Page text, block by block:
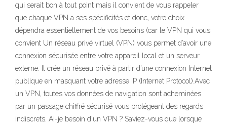
qui serait bon à tout point mais il convient de vous rappeler
que chaque VPN a ses spécificités et donc, votre choix
dépendra essentiellement de vos besoins (car le VPN qui vous
convient Un réseau privé virtuel (VPN) vous permet d’avoir une
connexion sécurisée entre votre appareil local et un serveur
externe. Il crée un réseau privé à partir d’une connexion Internet
publique en masquant votre adresse IP (Internet Protocol).Avec
un VPN, toutes vos données de navigation sont acheminées
par un passage chiffré sécurisé vous protégeant des regards
indiscrets. Ai-je besoin d'un VPN ? Saviez-vous que lorsque